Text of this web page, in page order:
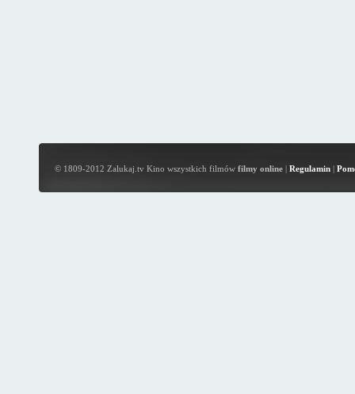
© 1809-2012 Zalukaj.tv Kino wszystkich filmów filmy online| Regulamin|